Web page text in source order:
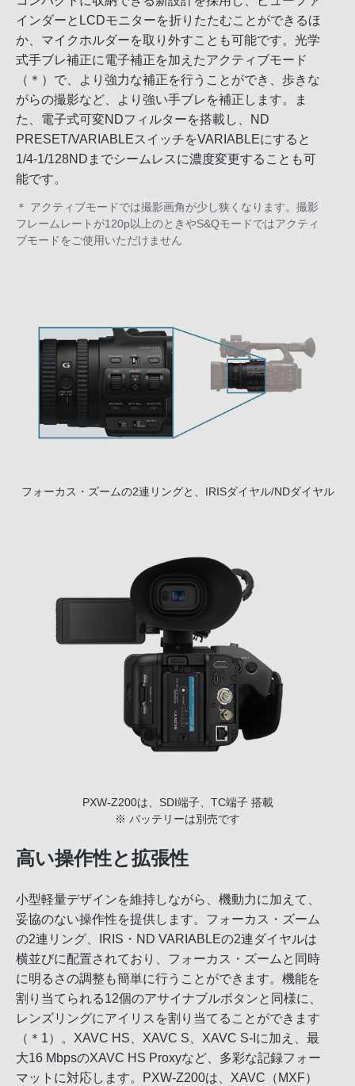
インダーとLCDモニターを折りたたむことができるほ
か、マイクホルダーを取り外すことも可能です。光学
式手ブレ補正に電子補正を加えたアクティブモード
（＊）で、より強力な補正を行うことができ、歩きな
がらの撮影など、より強い手ブレを補正します。ま
た、電子式可変NDフィルターを搭載し、ND
PRESET/VARIABLEスイッチをVARIABLEにすると
1/4-1/128NDまでシームレスに濃度変更することも可
能です。
＊ アクティブモードでは撮影画角が少し狭くなります。撮影
フレームレートが120p以上のときやS&Qモードではアクティ
ブモードをご使用いただけません
フォーカス・ズームの2連リングと、IRISダイヤル/NDダイヤル
PXW-Z200は、SDI端子、TC端子 搭載
※ バッテリーは別売です
高い操作性と拡張性
小型軽量デザインを維持しながら、機動力に加えて、
妥協のない操作性を提供します。フォーカス・ズーム
の2連リング、IRIS・ND VARIABLEの2連ダイヤルは
横並びに配置されており、フォーカス・ズームと同時
に明るさの調整も簡単に行うことができます。機能を
割り当てられる12個のアサイナブルボタンと同様に、
レンズリングにアイリスを割り当てることができます
（＊1）。XAVC HS、XAVC S、XAVC S-Iに加え、最
大16 MbpsのXAVC HS Proxyなど、多彩な記録フォー
マットに対応します。PXW-Z200は、XAVC（MXF）